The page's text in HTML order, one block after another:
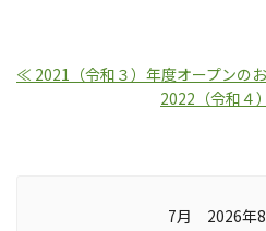
≪ 2021（令和３）年度オープンのお
2022（令和４
7月 2026年